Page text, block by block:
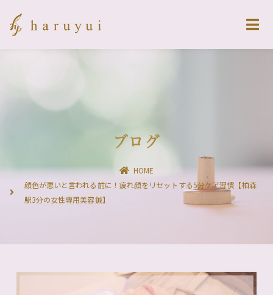
ブログ
HOME
顔色が悪いと言われる前に！疲れ顔をリセットする5分ケア習慣【柏森
駅3分の女性専用美容鍼】